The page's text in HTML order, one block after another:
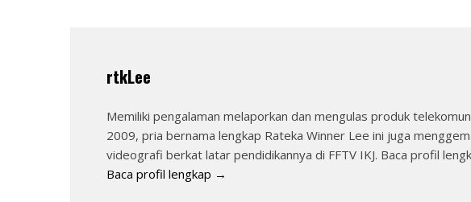
rtkLee
Memiliki pengalaman melaporkan dan mengulas produk
2009, pria bernama lengkap Rateka Winner Lee ini juga
videografi berkat latar pendidikannya di FFTV IKJ. Baca profil
Baca profil lengkap →